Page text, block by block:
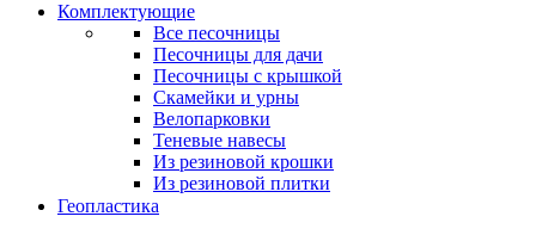
Комплектующие
Все песочницы
Песочницы для дачи
Песочницы с крышкой
Скамейки и урны
Велопарковки
Теневые навесы
Из резиновой крошки
Из резиновой плитки
Геопластика